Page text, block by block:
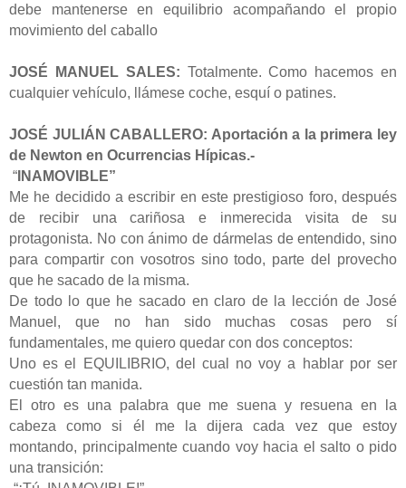
debe mantenerse en equilibrio acompañando el propio
movimiento del caballo
JOSÉ MANUEL SALES: Totalmente. Como hacemos en
cualquier vehículo, llámese coche, esquí o patines.
JOSÉ JULIÁN CABALLERO: Aportación a la primera ley
de Newton en Ocurrencias Hípicas.-
“ INAMOVIBLE”
Me he decidido a escribir en este prestigioso foro, después
de recibir una cariñosa e inmerecida visita de su
protagonista. No con ánimo de dármelas de entendido, sino
para compartir con vosotros sino todo, parte del provecho
que he sacado de la misma.
De todo lo que he sacado en claro de la lección de José
Manuel, que no han sido muchas cosas pero sí
fundamentales, me quiero quedar con dos conceptos:
Uno es el EQUILIBRIO, del cual no voy a hablar por ser
cuestión tan manida.
El otro es una palabra que me suena y resuena en la
cabeza como si él me la dijera cada vez que estoy
montando, principalmente cuando voy hacia el salto o pido
una transición: